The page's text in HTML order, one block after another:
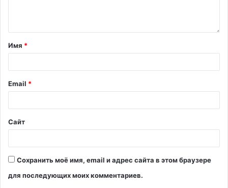
Имя *
Email *
Сайт
Сохранить моё имя, email и адрес сайта в этом браузере
для последующих моих комментариев.